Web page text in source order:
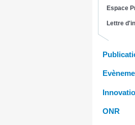
Espace
Lettre
ONR